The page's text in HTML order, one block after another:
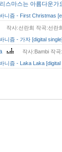
스마스는 아름다운가
니즘 - First Christmas
작사:선란희 작곡:선란
니즘 - 가자 [digital
작사:Bambi 작
니즘 - Laka Laka [digital